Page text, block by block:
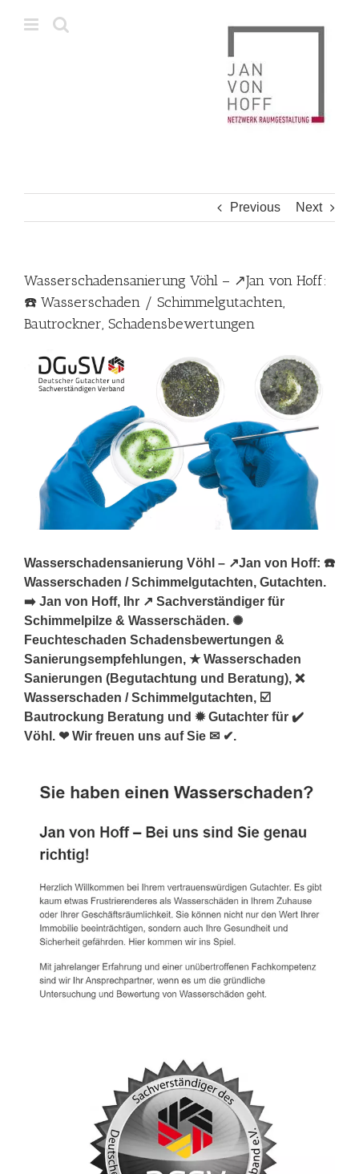
Previous Next
Wasserschadensanierung Vöhl – ↗️Jan von Hoff:
☎️ Wasserschaden / Schimmelgutachten,
Bautrockner, Schadensbewertungen
Wasserschadensanierung Vöhl – ↗️Jan von Hoff: ☎️
Wasserschaden / Schimmelgutachten, Gutachten.
➡️ Jan von Hoff, Ihr ↗️ Sachverständiger für
Schimmelpilze & Wasserschäden. ✺
Feuchteschaden Schadensbewertungen &
Sanierungsempfehlungen, ★ Wasserschaden
Sanierungen (Begutachtung und Beratung), ❌
Wasserschaden / Schimmelgutachten, ☑️
Bautrockung Beratung und ✹ Gutachter für ✔️
Vöhl. ❤ Wir freuen uns auf Sie ✉ ✔.